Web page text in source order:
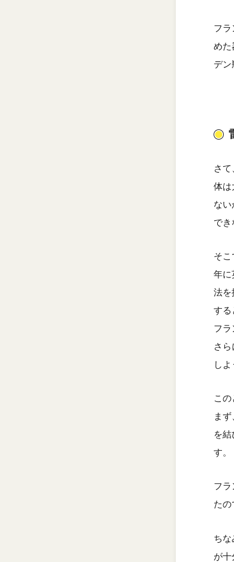
フ
めた
デン
さ
体は
ない
でき
そ
年に
法を
する
フラ
さ
しよ
こ
ま
を
す。
フ
たの
ち
が